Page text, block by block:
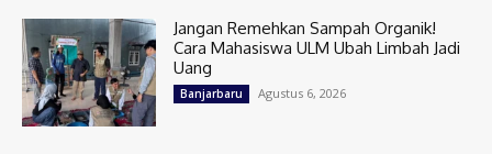
Jangan Remehkan Sampah Organik!
Cara Mahasiswa ULM Ubah Limbah Jadi
Uang
Banjarbaru Agustus 6, 2026